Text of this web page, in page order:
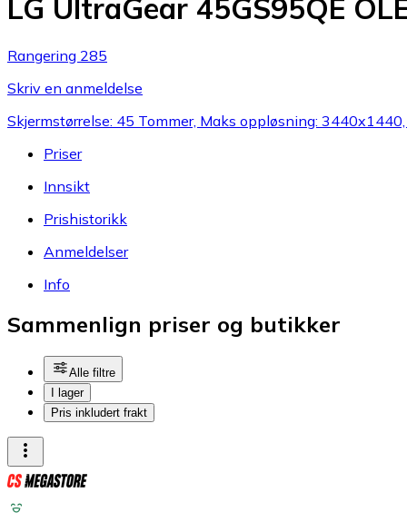
LG UltraGear 45GS95QE
Rangering 285
Skriv en anmeldelse
Skjermstørrelse: 45 Tommer, Maks oppløsning:
Priser
Innsikt
Prishistorikk
Anmeldelser
Info
Sammenlign priser og butikker
Alle filtre
I lager
Pris inkludert frakt